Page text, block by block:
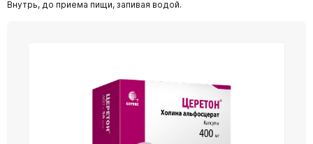
Внутрь, до приема пищи, запивая водой.